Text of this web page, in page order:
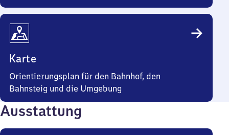
Karte
Orientierungsplan für den Bahnhof, den
Bahnsteig und die Umgebung
Ausstattung